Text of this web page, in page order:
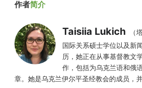
作者简介
Taisiia Lukich
（
国际关系硕士学位以及新
历，她正在从事基督教文
作，包括为乌克兰语和俄
章。她是乌克兰伊尔平圣经教会的成员，